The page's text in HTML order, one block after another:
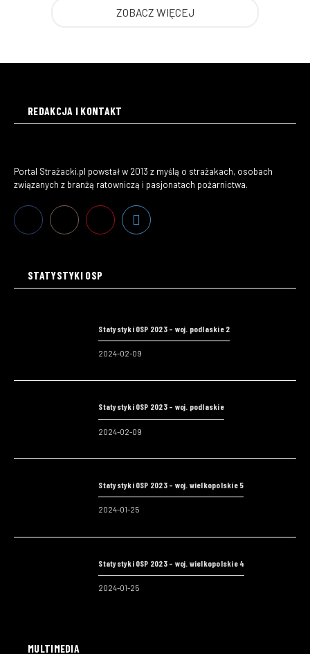
ZOBACZ WIĘCEJ
REDAKCJA I KONTAKT
Portal Strażacki.pl powstał w 2013 z myślą o strażakach, osobach
związanych z branżą ratowniczą i pasjonatach pożarnictwa.
STATYSTYKI OSP
Statystyki OSP 2023 – woj. podlaskie 2
2024-02-09
Statystyki OSP 2023 – woj. podlaskie
2024-02-09
Statystyki OSP 2023 – woj. wielkopolskie 5
2024-01-25
Statystyki OSP 2023 – woj. wielkopolskie 4
2024-01-25
MULTIMEDIA